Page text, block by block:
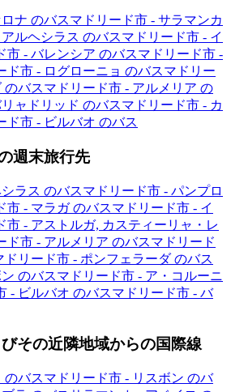
ナ のバスマドリード市 - サラマンカ
ルヘシラス のバスマドリード市 - イ
市 - バレンシア のバスマドリード市 -
ド市 - ログローニョ のバスマドリー
のバスマドリード市 - アルメリア の
ャドリッド のバスマドリード市 - カ
ド市 - ビルバオ のバス
週末旅行先
ラス のバスマドリード市 - パンプロ
市 - マラガ のバスマドリード市 - イ
市 - アストルガ, カスティーリャ・レ
ド市 - アルメリア のバスマドリード
ドリード市 - ポンフェラーダ のバス
のバスマドリード市 - ア・コルーニ
- ビルバオ のバスマドリード市 - バ
その近隣地域からの国際線
のバスマドリード市 - リスボン のバ